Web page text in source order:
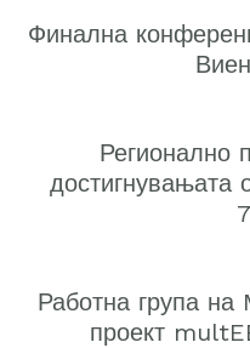
Финална
Регионално
Работна група
проект